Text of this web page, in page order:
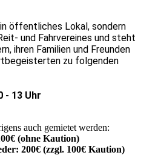
öffentliches Lokal, sondern
und Fahrvereines und steht
ihren Familien und Freunden
zu folgenden
- 13 Uhr
auch gemietet werden:
(ohne Kaution)
200€ (zzgl. 100€ Kaution)